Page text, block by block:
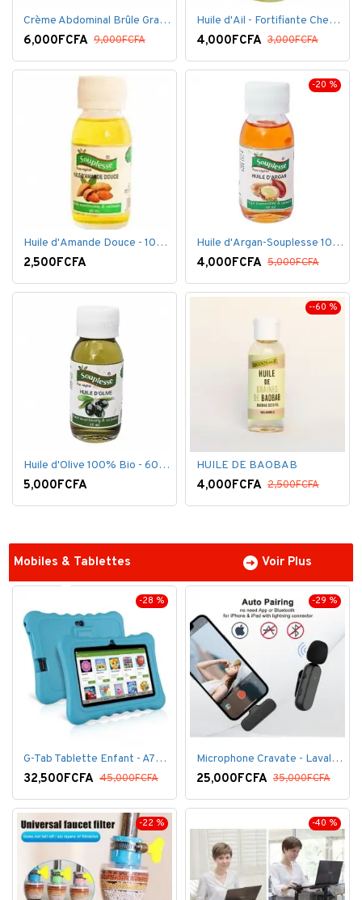
Crème Abdominal Brûle Graisse - Effet Rapide - 170grs
6,000FCFA 9,000FCFA
Huile d'Ail - Fortifiante Cheveux
4,000FCFA 3,000FCFA
Huile d'Amande Douce - 100% Bio - 60 ml
2,500FCFA
-20 %
Huile d'Argan-Souplesse 100% Bio - 60 ml
4,000FCFA 5,000FCFA
Huile d'Olive 100% Bio - 60 ml
5,000FCFA
--60 %
HUILE DE BAOBAB
4,000FCFA 2,500FCFA
Mobiles & Tablettes Voir Plus
-28 %
G-Tab Tablette Enfant - A707 - Ecran 7" - RAM 1 Go - ROM 8 Go - 0.3 Mégapixels + pochette offerte
32,500FCFA 45,000FCFA
-29 %
Microphone Cravate - Lavalier pour smartphone, enregistrement vidéo YouTube Live Stream K60 For Type
25,000FCFA 35,000FCFA
-22 % -40 %